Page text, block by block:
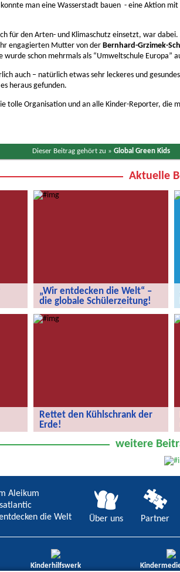
konnte man eine Wasserstadt bauen - eine Aktion
für den Arten- und Klimaschutz einsetzt, war dabei.
engagierten Mutter von der Bernhard-Grzimek-
wurde schon mehrmals als “Umweltschule Europa”
auch – natürlich etwas sehr leckeres und
heraus gefunden.
tolle Organisation und an alle Kinder-Reporter, die
Dieser Beitrag gehört zu » Global Green Kids
Aktuelle
aus?
„Wir entdecken die Welt“ –
die globale Schülerzeitung!
„Wir entdecken die Welt“ – die
globale Schülerzeitung!
Rettet den Kühlschrank der
Erde!
weitere
Aleikum
die Welt
Über uns Partner
Kinderhilfswerk